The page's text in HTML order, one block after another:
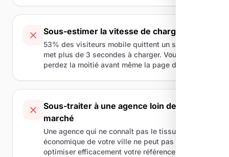
Sous-estimer la vitesse de chargement
53% des visiteurs mobile quittent un site qui
met plus de 3 secondes à charger. Vous
perdez la moitié avant même la page d'accueil.
Sous-traiter à une agence loin de votre
marché
Une agence qui ne connaît pas le tissu
économique de votre ville ne peut pas
optimiser efficacement votre référencement